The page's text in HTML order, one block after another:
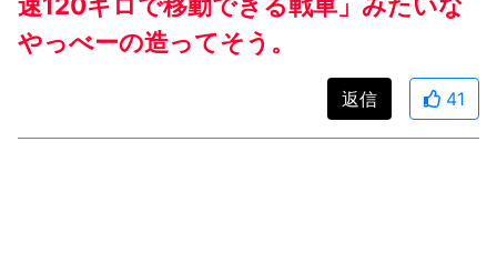
やっべーの造ってそう。
返信 41